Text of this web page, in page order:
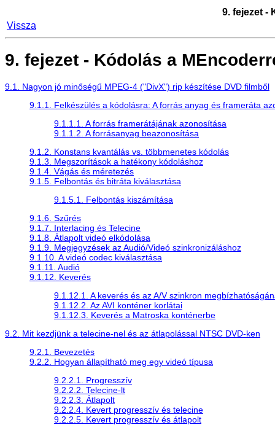
9. fejezet -
Vissza
9. fejezet - Kódolás a MEncoder
9.1. Nagyon jó minőségű MPEG-4 ("DivX") rip készítése DVD filmből
9.1.1. Felkészülés a kódolásra: A forrás anyag és frameráta
9.1.1.1. A forrás framerátájának azonosítása
9.1.1.2. A forrásanyag beazonosítása
9.1.2. Konstans kvantálás vs. többmenetes kódolás
9.1.3. Megszorítások a hatékony kódoláshoz
9.1.4. Vágás és méretezés
9.1.5. Felbontás és bitráta kiválasztása
9.1.5.1. Felbontás kiszámítása
9.1.6. Szűrés
9.1.7. Interlacing és Telecine
9.1.8. Átlapolt videó elkódolása
9.1.9. Megjegyzések az Audió/Videó szinkronizáláshoz
9.1.10. A videó codec kiválasztása
9.1.11. Audió
9.1.12. Keverés
9.1.12.1. A keverés és az A/V szinkron
9.1.12.2. Az AVI konténer korlátai
9.1.12.3. Keverés a Matroska konténerbe
9.2. Mit kezdjünk a telecine-nel és az átlapolással NTSC DVD-ken
9.2.1. Bevezetés
9.2.2. Hogyan állapítható meg egy videó típusa
9.2.2.1. Progresszív
9.2.2.2. Telecine-lt
9.2.2.3. Átlapolt
9.2.2.4. Kevert progresszív és telecine
9.2.2.5. Kevert progresszív és átlapolt